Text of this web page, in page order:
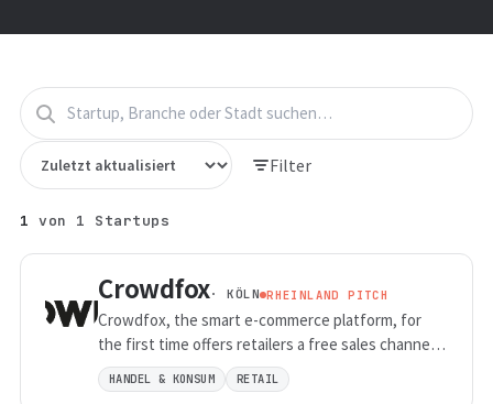
Filter
1 von 1 Startups
Crowdfox· KÖLN RHEINLAND PITCH
Crowdfox, the smart e-commerce platform, for
the first time offers retailers a free sales channel
and end consumers access to the largest price-
leading product range on the net.
HANDEL & KONSUM RETAIL